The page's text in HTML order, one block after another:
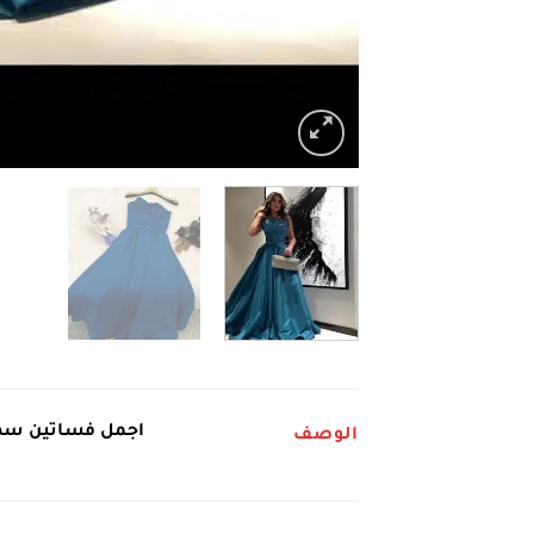
الوصف اجمل فساتين